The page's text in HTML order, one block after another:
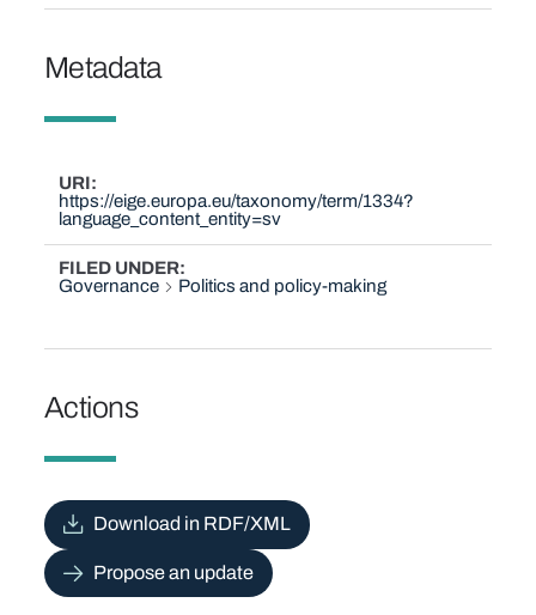
Metadata
URI
https://eige.europa.eu/taxonomy/term/1334?
language_content_entity=sv
FILED UNDER
Governance
Politics and policy-making
Actions
Download in RDF/XML
Propose an update